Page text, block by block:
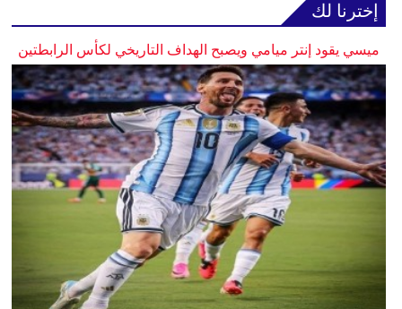
إخترنا لك
ميسي يقود إنتر ميامي ويصبح الهداف التاريخي لكأس الرابطتين